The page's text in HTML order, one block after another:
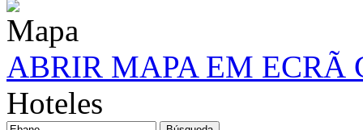
ABRIR MAPA EM ECRÃ
Hoteles